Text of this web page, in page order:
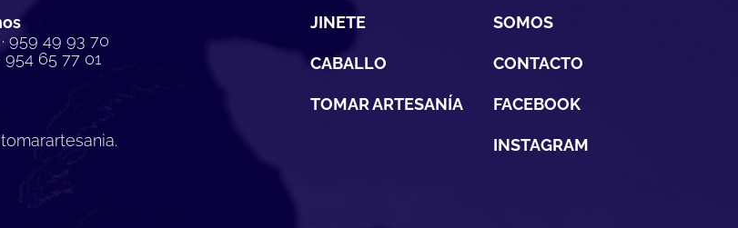
959 49 93 70
954 65 77 01
JINETE
CABALLO
TOMAR ARTESANÍA
SOMOS
CONTACTO
FACEBOOK
INSTAGRAM